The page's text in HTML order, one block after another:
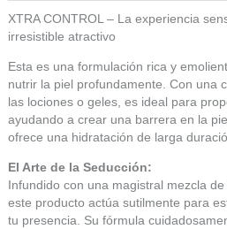
XTRA CONTROL – La experiencia
irresistible atractivo
Esta es una formulación rica y
nutrir la piel profundamente. Con una
las lociones o geles, es ideal para
ayudando a crear una barrera en la
ofrece una hidratación de larga
El Arte de la Seducción:
Infundido con una magistral mezcla
este producto actúa sutilmente para
tu presencia. Su fórmula